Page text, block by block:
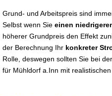
Grund- und Arbeitspreis sind
Selbst wenn Sie einen
höherer Grundpreis den Effekt
der Berechnung Ihr konkreter
Rolle, deswegen sollten Sie bei
für Mühldorf a.Inn mit